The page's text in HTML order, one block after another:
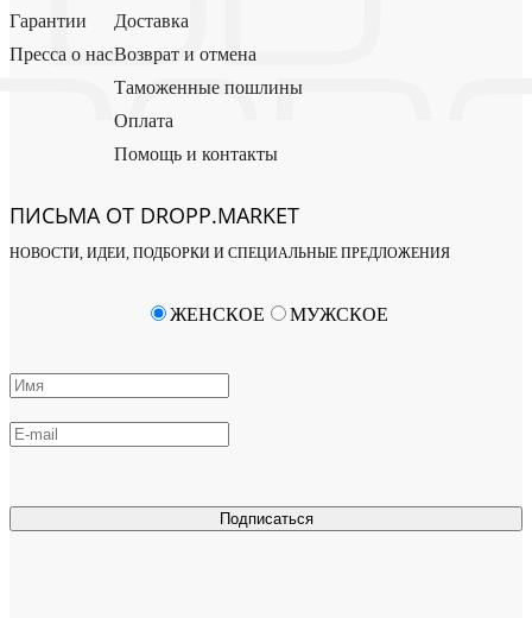
Гарантии
Пресса о нас
Доставка
Возврат и отмена
Таможенные пошлины
Оплата
Помощь и контакты
ПИСЬМА ОТ DROPP.MARKET
НОВОСТИ, ИДЕИ, ПОДБОРКИ И СПЕЦИАЛЬНЫЕ ПРЕДЛОЖЕНИЯ
Подписаться
ЖЕНСКОЕ МУЖСКОЕ